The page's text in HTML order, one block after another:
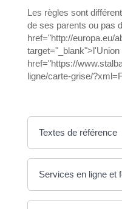
Les règles sont
de ses parents ou pas
href="http://europa.eu/
href="https://
ligne/carte-grise/
Textes de référence
Services en ligne et